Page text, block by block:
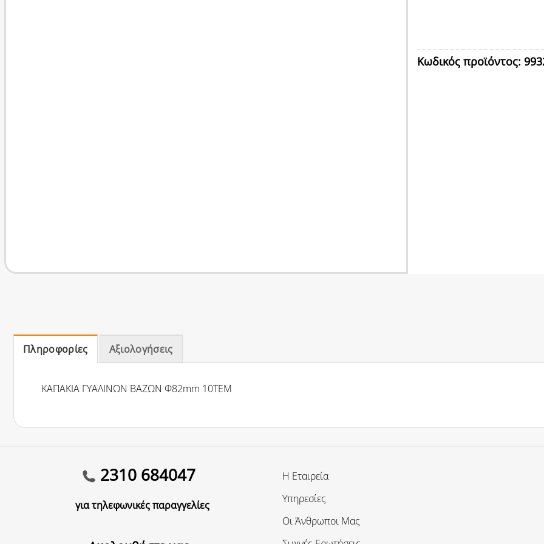
Κωδικός προϊόντος:
Πληροφορίες Αξιολογήσεις
ΚΑΠΑΚΙΑ ΓΥΑΛΙΝΩΝ ΒΑΖΩΝ Φ82mm 10ΤΕΜ
2310 684047
για τηλεφωνικές παραγγελίες
Η Εταιρεία
Υπηρεσίες
Οι Άνθρωποι Μας